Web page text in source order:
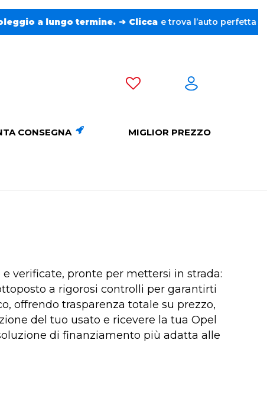
termine. ➔ Clicca e trova l’auto perfetta senza pensieri. ❤️
CONSEGNA MIGLIOR PREZZO
verificate, pronte per mettersi in strada:
a rigorosi controlli per garantirti
offrendo trasparenza totale su prezzo,
del tuo usato e ricevere la tua Opel
di finanziamento più adatta alle